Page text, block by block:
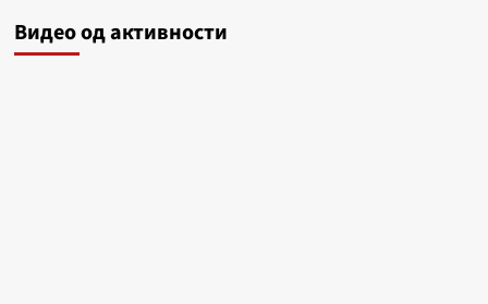
Видеo од активности